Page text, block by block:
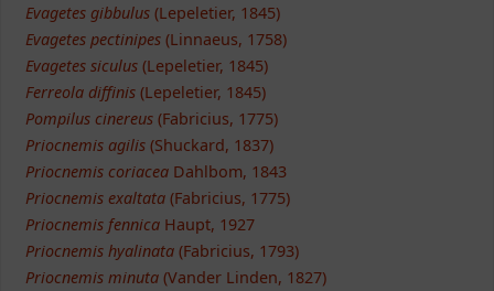
Evagetes gibbulus (Lepeletier, 1845)
Evagetes pectinipes (Linnaeus, 1758)
Evagetes siculus(Lepeletier, 1845)
Ferreola diffinis (Lepeletier, 1845)
Pompilus cinereus (Fabricius, 1775)
Priocnemis agilis (Shuckard, 1837)
Priocnemis coriacea Dahlbom, 1843
Priocnemis exaltata (Fabricius, 1775)
Priocnemis fennica Haupt, 1927
Priocnemis hyalinata (Fabricius, 1793)
Priocnemis minuta(Vander Linden, 1827)